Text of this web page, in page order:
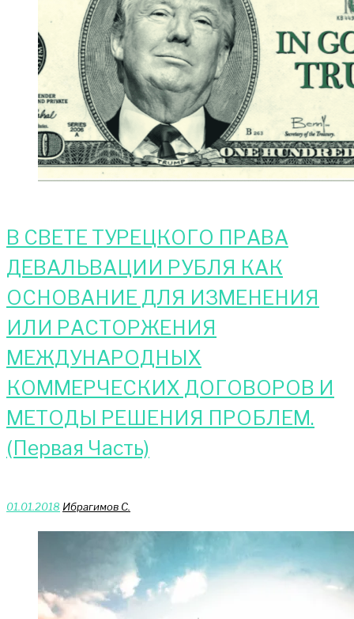
В СВЕТЕ ТУРЕЦКОГО ПРАВА
ДЕВАЛЬВАЦИИ РУБЛЯ КАК
ОСНОВАНИЕ ДЛЯ ИЗМЕНЕНИЯ
ИЛИ РАСТОРЖЕНИЯ
МЕЖДУНАРОДНЫХ
КОММЕРЧЕСКИХ ДОГОВОРОВ И
МЕТОДЫ РЕШЕНИЯ ПРОБЛЕМ.
(Первая Часть)
01.01.2018 Ибрагимов С.